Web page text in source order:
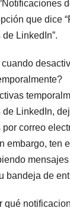
que dice
LinkedIn”.
de LinkedIn,
correo
embargo, ten
bandeja de
qué